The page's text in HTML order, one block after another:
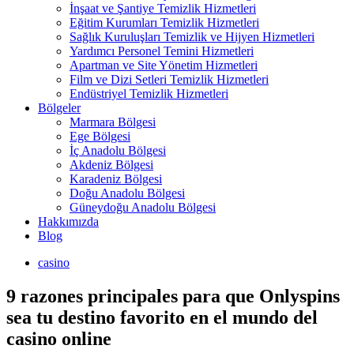
İnşaat ve Şantiye Temizlik Hizmetleri
Eğitim Kurumları Temizlik Hizmetleri
Sağlık Kuruluşları Temizlik ve Hijyen Hizmetleri
Yardımcı Personel Temini Hizmetleri
Apartman ve Site Yönetim Hizmetleri
Film ve Dizi Setleri Temizlik Hizmetleri
Endüstriyel Temizlik Hizmetleri
Bölgeler
Marmara Bölgesi
Ege Bölgesi
İç Anadolu Bölgesi
Akdeniz Bölgesi
Karadeniz Bölgesi
Doğu Anadolu Bölgesi
Güneydoğu Anadolu Bölgesi
Hakkımızda
Blog
casino
9 razones principales para que Onlyspins
sea tu destino favorito en el mundo del
casino online